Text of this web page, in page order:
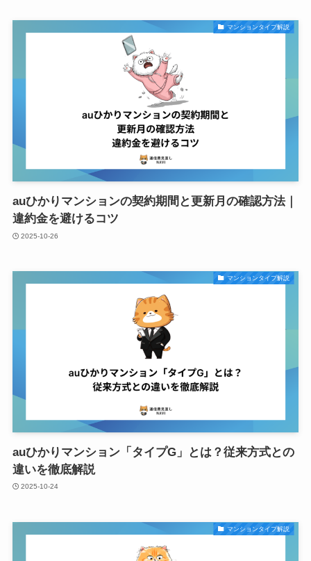
マンションタイプ解説
auひかりマンションの契約期間と更新月の確認方法｜
違約金を避けるコツ
2025-10-26
マンションタイプ解説
auひかりマンション「タイプG」とは？従来方式との
違いを徹底解説
2025-10-24
マンションタイプ解説